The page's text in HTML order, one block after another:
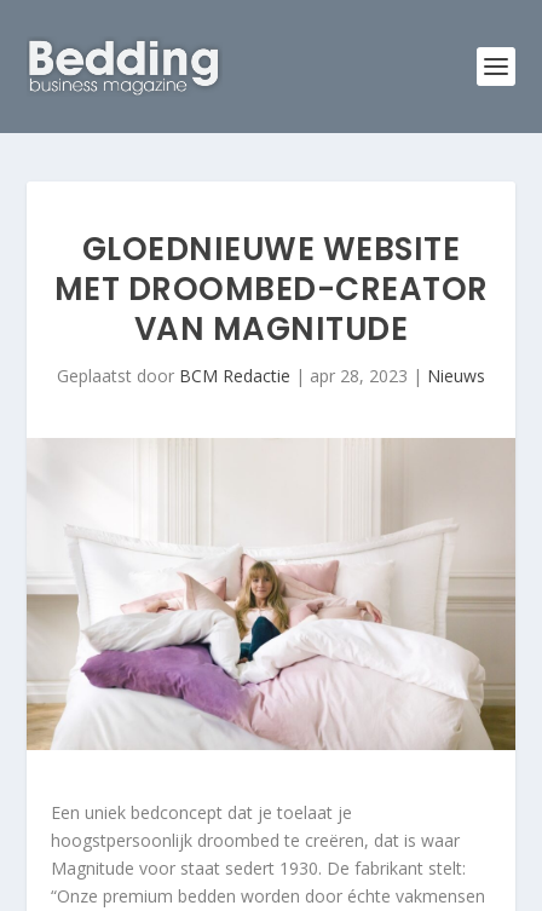
GLOEDNIEUWE WEBSITE
MET DROOMBED-CREATOR
VAN MAGNITUDE
Geplaatst door BCM Redactie | apr 28, 2023 | Nieuws
Een uniek bedconcept dat je toelaat je
hoogstpersoonlijk droombed te creëren, dat is waar
Magnitude voor staat sedert 1930. De fabrikant stelt:
“Onze premium bedden worden door échte vakmensen